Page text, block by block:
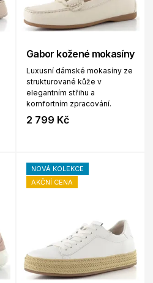
Gabor kožené mokasíny
Luxusní dámské mokasíny ze
strukturované kůže v
elegantním střihu a
komfortním zpracování.
2 799 Kč
NOVÁ KOLEKCE
AKČNÍ CENA